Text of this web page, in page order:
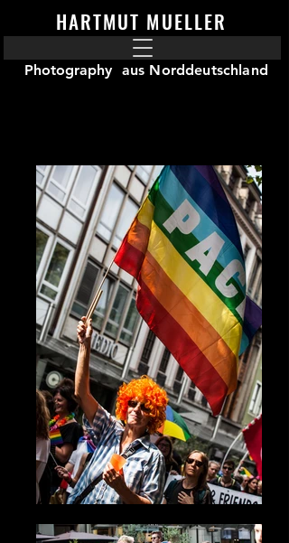
HARTMUT MUELLER
Photography aus Norddeutschland